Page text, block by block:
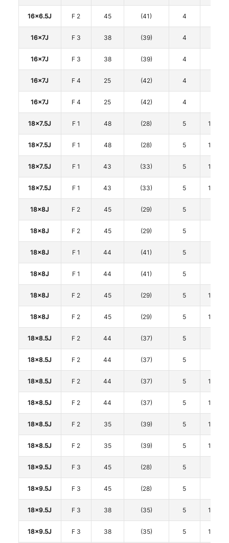
16x6.5J F 2 45 (41) 4
16x7J F 3 38 (39) 4
16x7J F 3 38 (39) 4
16x7J F 4 25 (42) 4
16x7J F 4 25 (42) 4
18x7.5J F 1 48 (28) 5 114.3
18x7.5J F 1 48 (28) 5 114.3
18x7.5J F 1 43 (33) 5 114.3
18x7.5J F 1 43 (33) 5 114.3
18x8J F 2 45 (29) 5
18x8J F 2 45 (29) 5
18x8J F 1 44 (41) 5
18x8J F 1 44 (41) 5
18x8J F 2 45 (29) 5 114.3
18x8J F 2 45 (29) 5 114.3
18x8.5J F 2 44 (37) 5
18x8.5J F 2 44 (37) 5
18x8.5J F 2 44 (37) 5 114.3
18x8.5J F 2 44 (37) 5 114.3
18x8.5J F 2 35 (39) 5 114.3
18x8.5J F 2 35 (39) 5 114.3
18x9.5J F 3 45 (28) 5
18x9.5J F 3 45 (28) 5
18x9.5J F 3 38 (35) 5 114.3
18x9.5J F 3 38 (35) 5 114.3